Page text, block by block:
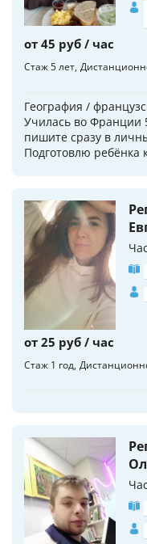
от 45 руб / час
Стаж 5 лет
География /
Училась во Франции
пишите сразу в
Подготовлю ребёнка
от 25 руб / час
Стаж 1 год